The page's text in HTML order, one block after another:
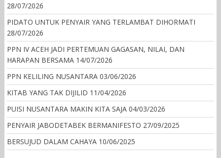
28/07/2026
PIDATO UNTUK PENYAIR YANG TERLAMBAT DIHORMATI
28/07/2026
PPN IV ACEH JADI PERTEMUAN GAGASAN, NILAI, DAN
HARAPAN BERSAMA 14/07/2026
PPN KELILING NUSANTARA 03/06/2026
KITAB YANG TAK DIJILID 11/04/2026
PUISI NUSANTARA MAKIN KITA SAJA 04/03/2026
PENYAIR JABODETABEK BERMANIFESTO 27/09/2025
BERSUJUD DALAM CAHAYA 10/06/2025